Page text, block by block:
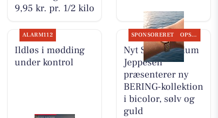
9,95 kr. pr. 1/2 kilo
ALARM112
Ildløs i mødding
under kontrol
SPONSORERET OPSLAGSTAVLEN
Nyt Syn Brøndum
Jeppesen
præsenterer ny
BERING-kollektion
i bicolor, sølv og
guld